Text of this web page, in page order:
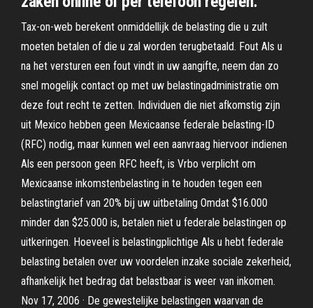
Tax-on-web berekent onmiddellijk de belasting die u zult
moeten betalen of die u zal worden terugbetaald. Fout Als u
na het versturen een fout vindt in uw aangifte, neem dan zo
snel mogelijk contact op met uw belastingadministratie om
deze fout recht te zetten. Individuen die niet afkomstig zijn
uit Mexico hebben geen Mexicaanse federale belasting-ID
(RFC) nodig, maar kunnen wel een aanvraag hiervoor indienen
Als een persoon geen RFC heeft, is Vrbo verplicht om
Mexicaanse inkomstenbelasting in te houden tegen een
belastingtarief van 20% bij uw uitbetaling Omdat $16.000
minder dan $25.000 is, betalen niet u federale belastingen op
uitkeringen. Hoeveel is belastingplichtige Als u hebt federale
belasting betalen over uw voordelen inzake sociale zekerheid,
afhankelijk het bedrag dat belastbaar is weer van inkomen.
Nov 17, 2006 · De gewestelijke belastingen waarvan de